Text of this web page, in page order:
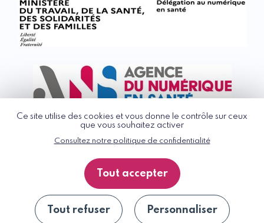
Ce site utilise des cookies et vous donne le contrôle sur ceux
que vous souhaitez activer
Consultez notre politique de confidentialité
Tout accepter
Tout refuser Personnaliser
© G_NIUS 2026
Politique de confidentialité
Accessibilité : partiellement conforme
Plan du site
Se désinscrire